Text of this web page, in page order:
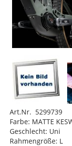
Art.Nr. 5299739
Farbe: MATTE
Geschlecht: Uni
Rahmengröße: L